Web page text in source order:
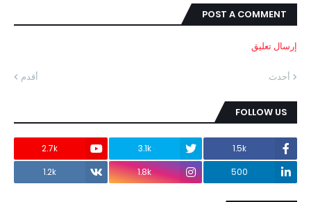
POST A COMMENT
إرسال تعليق
أحدث أقدم
FOLLOW US
1.5k
3.1k
2.7k
500
1.8k
1.2k